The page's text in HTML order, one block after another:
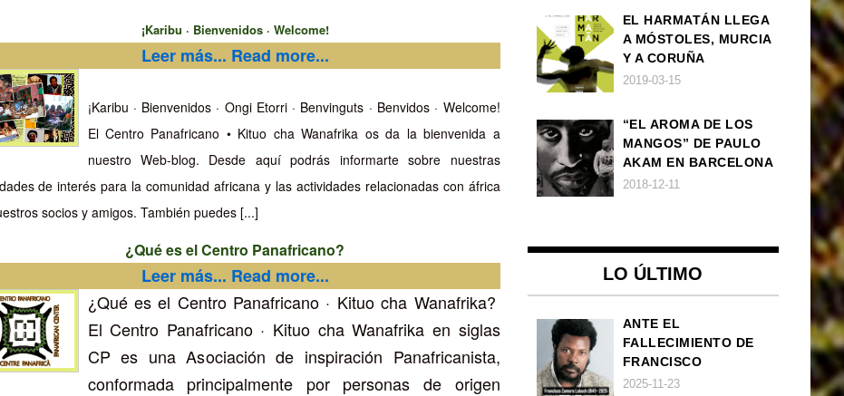
¡Karibu · Bienvenidos · Welcome!
Leer más... Read more...
¡Karibu · Bienvenidos · Ongi Etorri · Benvinguts · Benvidos · Welcome!
El Centro Panafricano • Kituo cha Wanafrika os da la bienvenida a
nuestro Web-blog. Desde aquí podrás informarte sobre nuestras
de interés para la comunidad africana y las actividades relacionadas con áfrica
socios y amigos. También puedes [...]
¿Qué es el Centro Panafricano?
Leer más... Read more...
¿Qué es el Centro Panafricano · Kituo cha Wanafrika?
El Centro Panafricano · Kituo cha Wanafrika en siglas
CP es una Asociación de inspiración Panafricanista,
conformada principalmente por personas de origen
AFRODESCENDENCIA
EL HARMATÁN LLEGA
A MÓSTOLES, MURCIA
Y A CORUÑA
2019-03-15
“EL AROMA DE LOS
MANGOS” DE PAULO
AKAM EN BARCELONA
2018-12-11
LO ÚLTIMO
ANTE EL
FALLECIMIENTO DE
FRANCISCO
ZAMORA LOBOCH
2025-11-23